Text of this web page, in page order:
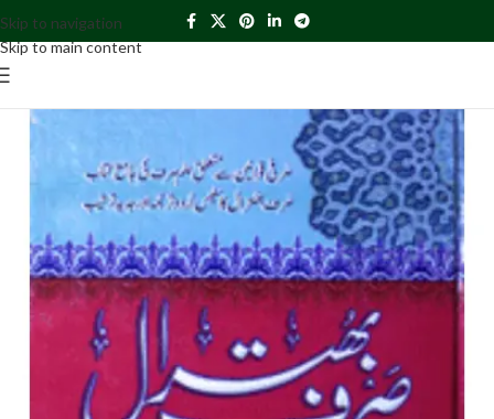
Skip to navigation
Skip to main content